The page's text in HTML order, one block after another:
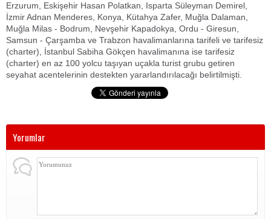
Erzurum, Eskişehir Hasan Polatkan, Isparta Süleyman Demirel,
İzmir Adnan Menderes, Konya, Kütahya Zafer, Muğla Dalaman,
Muğla Milas - Bodrum, Nevşehir Kapadokya, Ordu - Giresun,
Samsun - Çarşamba ve Trabzon havalimanlarına tarifeli ve tarifesiz
(charter), İstanbul Sabiha Gökçen havalimanına ise tarifesiz
(charter) en az 100 yolcu taşıyan uçakla turist grubu getiren
seyahat acentelerinin destekten yararlandırılacağı belirtilmişti.
Yorumlar